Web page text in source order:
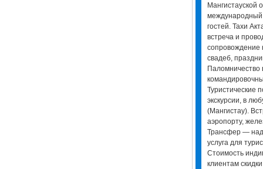
Мангистауской
международный
гостей. Тахи
встреча и
сопровождение
свадеб,
Паломничество
Туристические
экскурсии, в
(Мангистау).
аэропорту,
Трансфер —
услуга для
Стоимость
клиентам